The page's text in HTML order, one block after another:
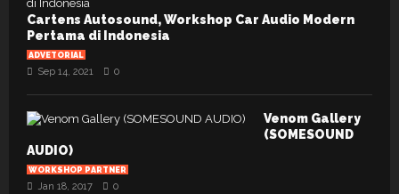
Cartens Autosound, Workshop Car Audio Modern
Pertama di Indonesia
ADVETORIAL
Sep 14, 2021 0
Venom Gallery
(SOMESOUND
AUDIO)
WORKSHOP PARTNER
Jan 18, 2017 0